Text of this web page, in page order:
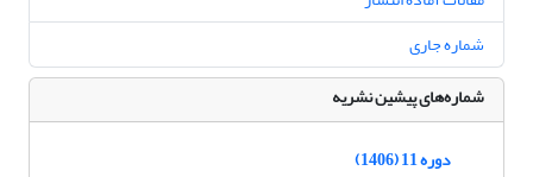
شماره جاری
شماره‌های پیشین نشریه
دوره 11 (1406)